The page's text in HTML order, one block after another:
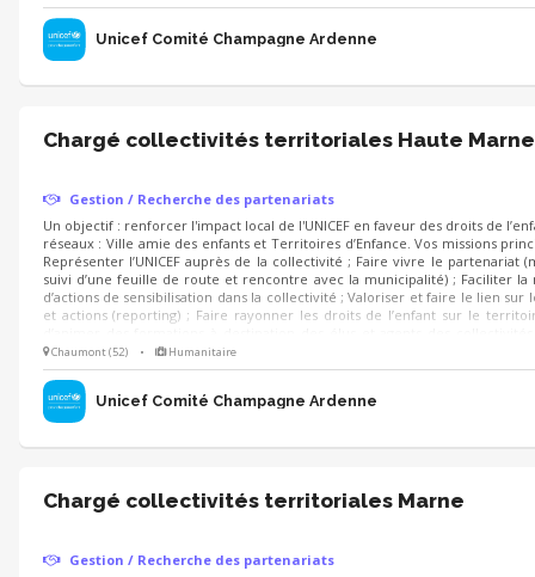
Unicef Comité Champagne Ardenne
Chargé collectivités territoriales Haute Marne
Gestion / Recherche des partenariats
Un objectif : renforcer l'impact local de l'UNICEF en faveur des droits de
réseaux : Ville amie des enfants et Territoires d’Enfance. Vos missions
Représenter l’UNICEF auprès de la collectivité ; Faire vivre le partenariat
suivi d’une feuille de route et rencontre avec la municipalité) ; Faciliter la
d’actions de sensibilisation dans la collectivité ; Valoriser et faire le lien sur
et actions (reporting) ; Faire rayonner les droits de l’enfant sur le
prise en main des projets UNICEF.
Chaumont (52) • Humanitaire
Unicef Comité Champagne Ardenne
Chargé collectivités territoriales Marne
Gestion / Recherche des partenariats